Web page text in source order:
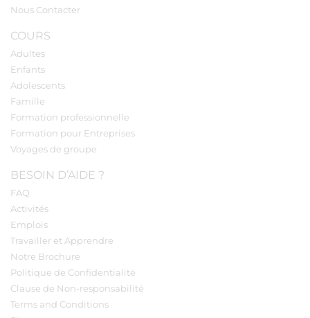
Nous Contacter
COURS
Adultes
Enfants
Adolescents
Famille
Formation professionnelle
Formation pour Entreprises
Voyages de groupe
BESOIN D’AIDE ?
FAQ
Activités
Emplois
Travailler et Apprendre
Notre Brochure
Politique de Confidentialité
Clause de Non-responsabilité
Terms and Conditions